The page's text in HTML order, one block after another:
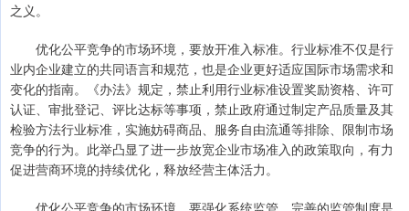
之义。
优化公平竞争的市场环境，要放开准入标准。行业标准不仅是行
业内企业建立的共同语言和规范，也是企业更好适应国际市场需求和
变化的指南。《办法》规定，禁止利用行业标准设置奖励资格、许可
认证、审批登记、评比达标等事项，禁止政府通过制定产品质量及其
检验方法行业标准，实施妨碍商品、服务自由流通等排除、限制市场
竞争的行为。此举凸显了进一步放宽企业市场准入的政策取向，有力
促进营商环境的持续优化，释放经营主体活力。